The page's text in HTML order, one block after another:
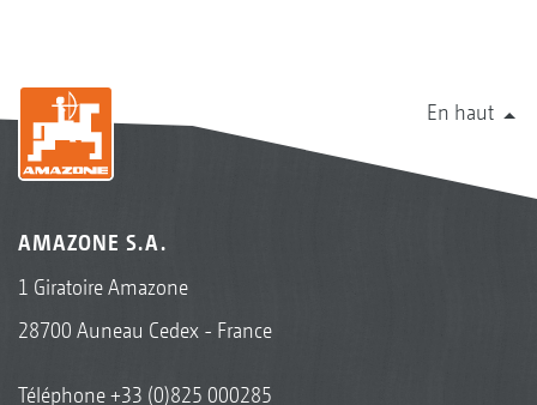
En haut
AMAZONE S.A.
1 Giratoire Amazone
28700 Auneau Cedex - France
Téléphone+33 (0)825 000285